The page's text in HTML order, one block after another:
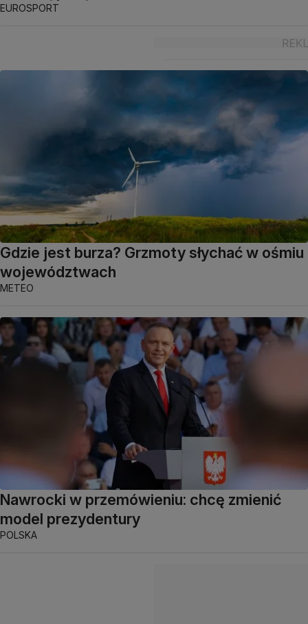
EUROSPORT
Gdzie jest burza? Grzmoty słychać w ośmiu
województwach
METEO
Nawrocki w przemówieniu: chcę zmienić
model prezydentury
POLSKA